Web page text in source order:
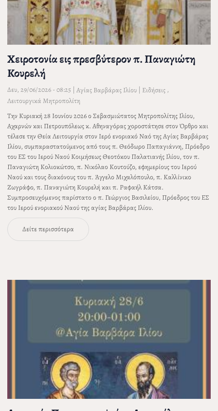
Χειροτονία εις πρεσβύτερον π. Παναγιώτη
Κουρελή
Δευ, 29/06/2026 - 08:25 | Αγίας Βαρβάρας Ιλίου | Ειδήσεις ,
Λειτουργικά Μητροπολίτη
Την Κυριακή 28 Ιουνίου 2026 ο Σεβασμιώτατος Μητροπολίτης Ιλίου,
Αχαρνών και Πετρουπόλεως κ. Αθηναγόρας χοροστάτησε στον Όρθρο και
τέλεσε την Θεία Λειτουργία στον Ιερό ενοριακό Ναό της Αγίας Βαρβάρας
Ιλίου, συμπαραστατούμενος από τους π. Θεόδωρο Παπαγιάννη, Πρόεδρο
του ΕΣ του Ιερού Ναού Κοιμήσεως Θεοτόκου Παλατιανής Ιλίου, τον π.
Παναγιώτη Κολιοκώτσο, π. Νικόλαο Κουτούζο, εφημερίους του Ιερού
Ναού και τους διακόνους του π. Άγγελο Μιχαλόπουλο, π. Καλλίνικο
Ζωγράφο, π. Παναγιώτη Κουρελή και π. Ραφαήλ Κάτσα.
Συμπροσευχόμενος παρίστατο ο π. Γεώργιος Βασιλείου, Πρόεδρος του ΕΣ
του Ιερού ενοριακού Ναού της αγίας Βαρβάρας Ιλίου.
Δείτε περισσότερα